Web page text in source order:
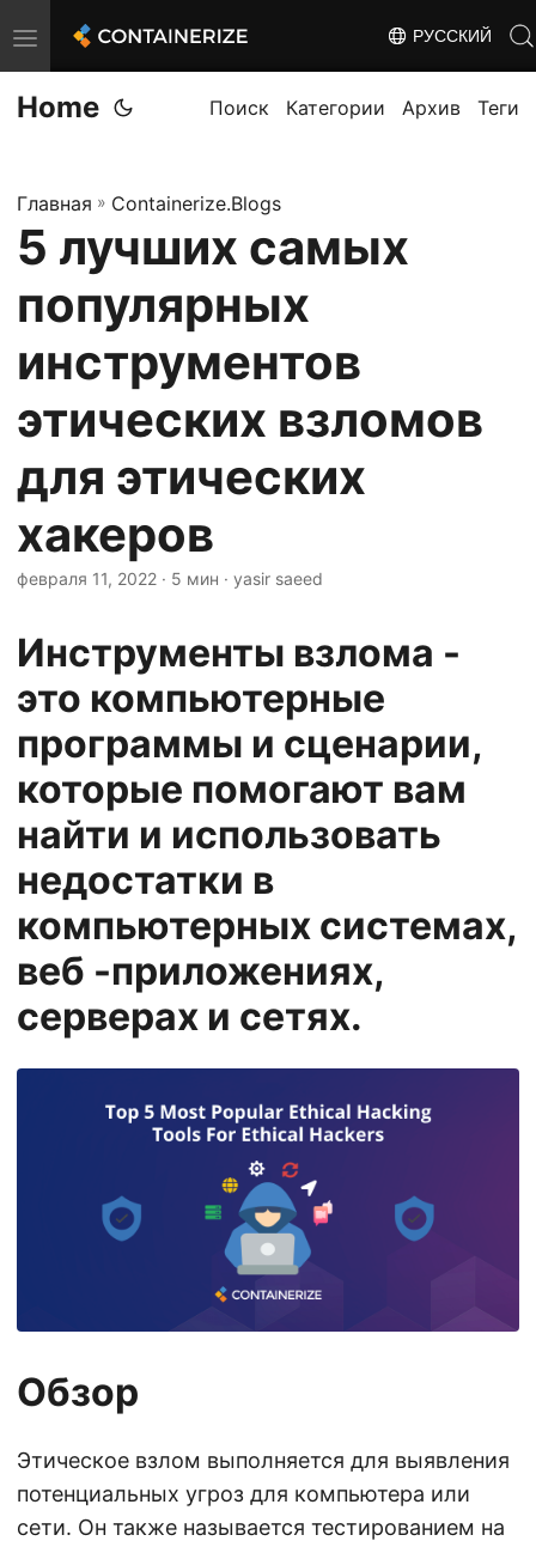
T
o
g
e
n
v
g
a
t
i
o
n
РУССКИЙ
Home Поиск Категории Архив Теги
Главная » Containerize.Blogs
5 лучших самых
популярных
инструментов
этических взломов
для этических
хакеров
февраля 11, 2022 · 5 мин · yasir saeed
Инструменты взлома -
это компьютерные
программы и сценарии,
которые помогают вам
найти и использовать
недостатки в
компьютерных системах,
веб -приложениях,
серверах и сетях.
Обзор
Этическое взлом выполняется для выявления
потенциальных угроз для компьютера или
сети. Он также называется тестированием на